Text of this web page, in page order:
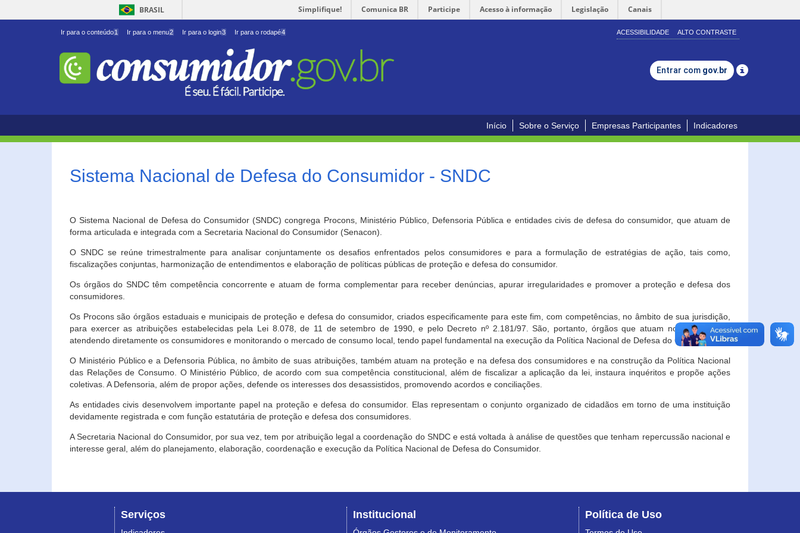
BRASIL Simplifique! Comunica BR Participe Acesso à informação Legislação Canais
Ir para o conteúdo1 Ir para o menu2 Ir para o login3 Ir para o rodapé4 ACESSIBILIDADE ALTO CONTRASTE
Entrar com gov.br
Início Sobre o Serviço Empresas Participantes Indicadores
Sistema Nacional de Defesa do Consumidor - SNDC
O Sistema Nacional de Defesa do Consumidor (SNDC) congrega Procons, Ministério Público, Defensoria Pública e entidades civis de defesa do consumidor, que atuam de
forma articulada e integrada com a Secretaria Nacional do Consumidor (Senacon).
O SNDC se reúne trimestralmente para analisar conjuntamente os desafios enfrentados pelos consumidores e para a formulação de estratégias de ação, tais como,
fiscalizações conjuntas, harmonização de entendimentos e elaboração de políticas públicas de proteção e defesa do consumidor.
Os órgãos do SNDC têm competência concorrente e atuam de forma complementar para receber denúncias, apurar irregularidades e promover a proteção e defesa dos
consumidores.
Os Procons são órgãos estaduais e municipais de proteção e defesa do consumidor, criados especificamente para este fim, com competências, no âmbito de sua jurisdição,
para exercer as atribuições estabelecidas pela Lei 8.078, de 11 de setembro de 1990, e pelo Decreto nº 2.181/97. São, portanto, órgãos que atuam no âmbito local,
atendendo diretamente os consumidores e monitorando o mercado de consumo local, tendo papel fundamental na execução da Política Nacional de Defesa do Consumidor.
O Ministério Público e a Defensoria Pública, no âmbito de suas atribuições, também atuam na proteção e na defesa dos consumidores e na construção da Política Nacional
das Relações de Consumo. O Ministério Público, de acordo com sua competência constitucional, além de fiscalizar a aplicação da lei, instaura inquéritos e propõe ações
coletivas. A Defensoria, além de propor ações, defende os interesses dos desassistidos, promovendo acordos e conciliações.
As entidades civis desenvolvem importante papel na proteção e defesa do consumidor. Elas representam o conjunto organizado de cidadãos em torno de uma instituição
devidamente registrada e com função estatutária de proteção e defesa dos consumidores.
A Secretaria Nacional do Consumidor, por sua vez, tem por atribuição legal a coordenação do SNDC e está voltada à análise de questões que tenham repercussão nacional e
interesse geral, além do planejamento, elaboração, coordenação e execução da Política Nacional de Defesa do Consumidor.
Serviços Institucional Política de Uso